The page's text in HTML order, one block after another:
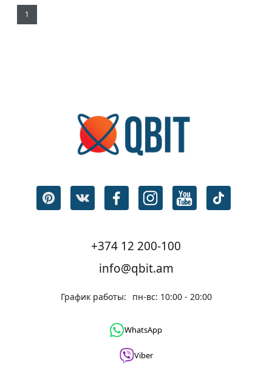
1
+374 12 200-100
info@qbit.am
График работы: пн-вс: 10:00 - 20:00
WhatsApp
Viber